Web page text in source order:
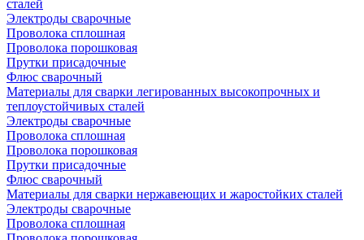
сталей
Электроды сварочные
Проволока сплошная
Проволока порошковая
Прутки присадочные
Флюс сварочный
Материалы для сварки легированных высокопрочных и
теплоустойчивых сталей
Электроды сварочные
Проволока сплошная
Проволока порошковая
Прутки присадочные
Флюс сварочный
Материалы для сварки нержавеющих и жаростойких сталей
Электроды сварочные
Проволока сплошная